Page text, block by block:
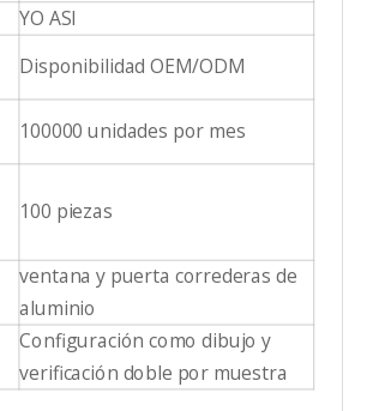
YO ASI
Disponibilidad OEM/ODM
100000 unidades por mes
100 piezas
ventana y puerta correderas de
aluminio
Configuración como dibujo y
verificación doble por muestra